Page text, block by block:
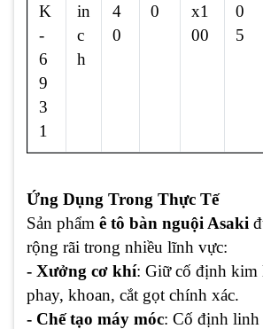
K
-
6
9
3
1
in
c
h
4
0
0
x1
00
0
5
Ứng Dụng Trong Thực Tế
Sản phẩm ê tô bàn nguội Asaki
rộng rãi trong nhiều lĩnh vực:
- Xưởng cơ khí: Giữ cố định kim
phay, khoan, cắt gọt chính xác.
- Chế tạo máy móc: Cố định linh